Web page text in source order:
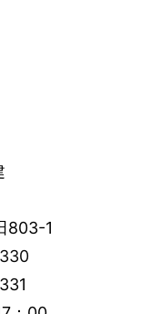
803-1